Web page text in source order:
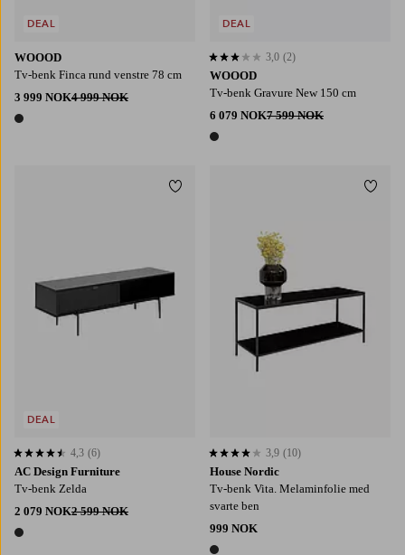
WOOOD
Tv-benk Finca rund venstre 78 cm
3 999 NOK4 999 NOK
1 farge
DEAL
WOOOD
Tv-benk Gravure New 150 cm
6 079 NOK7 599 NOK
1 farge
3,0 basert på 2 karaktergivninger
3,0 (2)
DEAL
AC Design Furniture
Tv-benk Zelda
2 079 NOK2 599 NOK
1 farge
4,3 basert på 6 karaktergivninger
4,3 (6)
DEAL
Legg til favoritter
House Nordic
Tv-benk Vita. Melaminfolie med
svarte ben
999 NOK
3,9 basert på 10 karaktergivninger
3,9 (10)